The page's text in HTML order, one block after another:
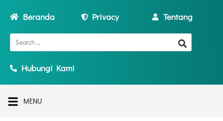
Beranda Privacy Tentang
Hubungi Kami
MENU